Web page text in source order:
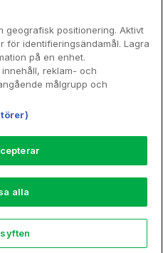
en del av Coop
171 88 Solna,
00, Org.nr: 556710-
partnererbjudande
My Trips Profile
geografisk positionering. Aktivt
för identifieringsändamål. Lagra
på en enhet.
reklam- och
målgrupp och
alla